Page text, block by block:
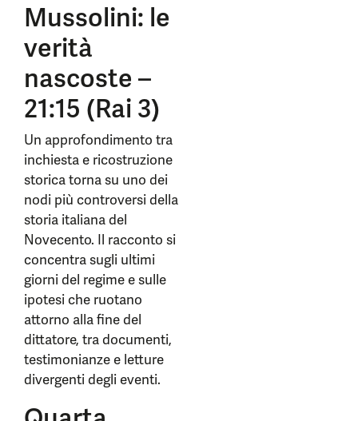
Mussolini: le
verità
nascoste –
21:15 (Rai 3)
Un approfondimento tra
inchiesta e ricostruzione
storica torna su uno dei
nodi più controversi della
storia italiana del
Novecento. Il racconto si
concentra sugli ultimi
giorni del regime e sulle
ipotesi che ruotano
attorno alla fine del
dittatore, tra documenti,
testimonianze e letture
divergenti degli eventi.